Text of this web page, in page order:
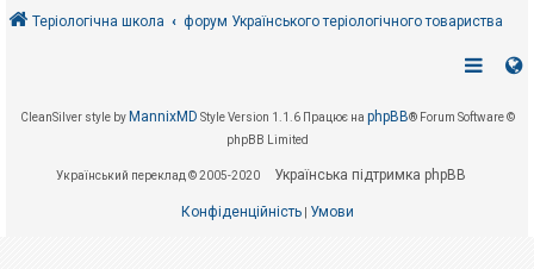
Теріологічна школа форум Українського теріологічного товариства
CleanSilver style by MannixMD Style Version 1.1.6 Працює на phpBB® Forum Software ©
phpBB Limited
Український переклад © 2005-2020 Українська підтримка phpBB
Конфіденційність| Умови